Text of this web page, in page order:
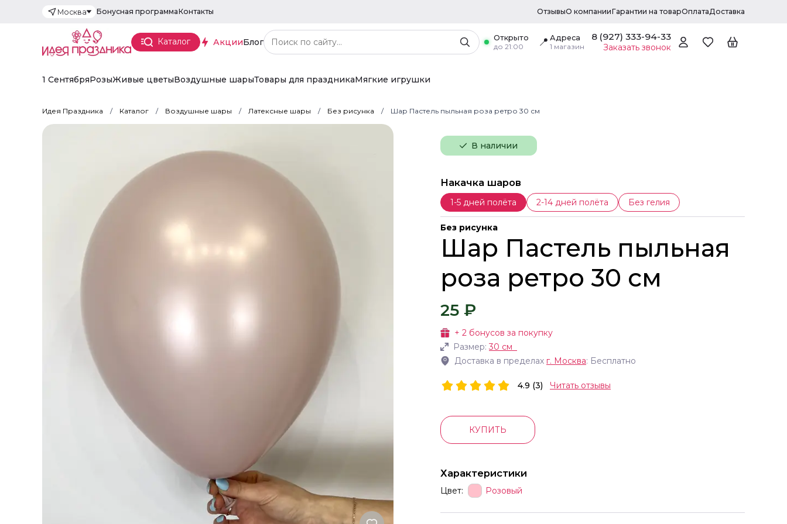
Москва Бонусная программаКонтакты ОтзывыО компанииГарантии на товарОплатаДоставка
Каталог АкцииБлог
Открыто
до 21:00
📍 Адреса
1 магазин
8 (927) 333-94-33
Заказать звонок
1 СентябряРозыЖивые цветыВоздушные шарыТовары для праздникаМягкие игрушки
Идея Праздника Каталог Воздушные шары Латексные шары Без рисунка Шар Пастель пыльная роза ретро 30 см
В наличии
Накачка шаров
1-5 дней полёта 2-14 дней полёта Без гелия
Без рисунка
Шар Пастель пыльная
роза ретро 30 см
25 ₽
+ 2 бонусов за покупку
Размер:30 см
Доставка в пределах г. Москва: Бесплатно
4.9 (3) Читать отзывы
КУПИТЬ
Характеристики
Цвет: Розовый